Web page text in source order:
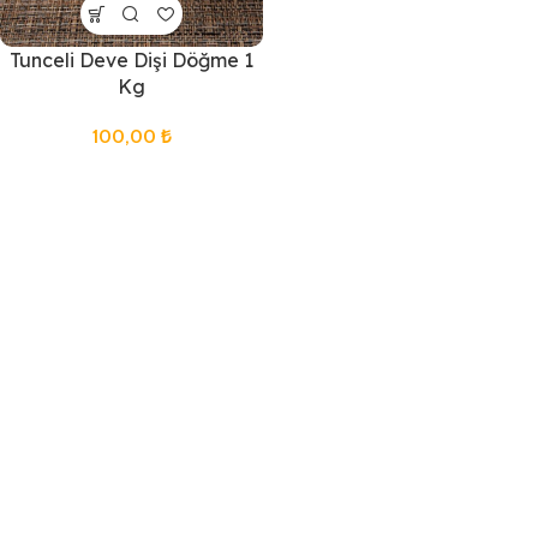
Tunceli Deve Dişi Döğme 1
Kg
100,00 ₺